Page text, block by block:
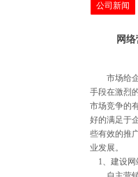
公司新闻
网
市场给企
手段在激烈
市场竞争的
好的满足于
些有效的推
业发展。
1、建设网